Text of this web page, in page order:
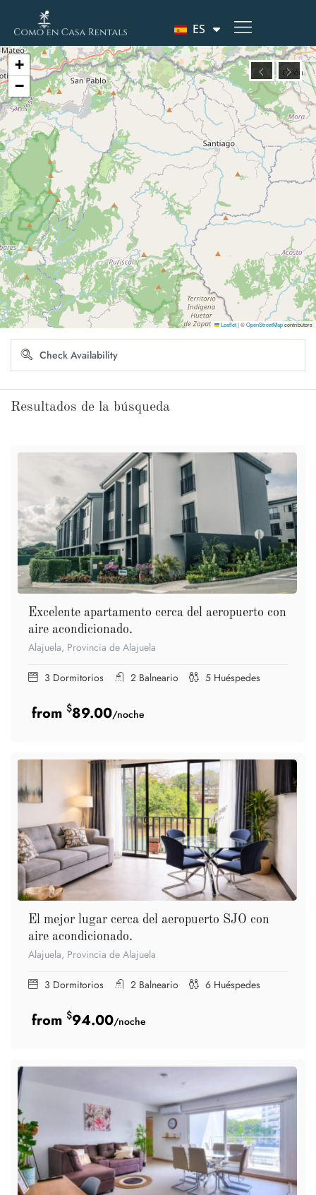
ES
+
−
Leaflet|©OpenStreetMapcontributors
Resultados de la búsqueda
Excelente apartamento cerca del aeropuerto con
aire acondicionado.
Alajuela, Provincia de Alajuela
3 Dormitorios 2 Balneario 5 Huéspedes
$89.00/noche
El mejor lugar cerca del aeropuerto SJO con
aire acondicionado.
Alajuela, Provincia de Alajuela
3 Dormitorios 2 Balneario 6 Huéspedes
$94.00/noche